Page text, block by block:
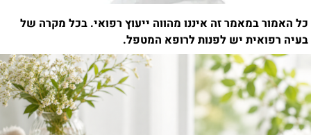
כל האמור במאמר זה איננו מהווה ייעוץ רפואי. בכל מקרה של
בעיה רפואית יש לפנות לרופא המטפל.